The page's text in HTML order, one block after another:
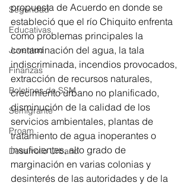
Seguridad
Educativas
Juventud
Finanzas
Boletines de SSM
Semigrante
Proam
Desarrollo Urbano
propuesta de Acuerdo en donde se
estableció que el río Chiquito enfrenta
como problemas principales la
contaminación del agua, la tala
indiscriminada, incendios provocados,
extracción de recursos naturales,
crecimiento urbano no planificado,
disminución de la calidad de los
servicios ambientales, plantas de
tratamiento de agua inoperantes o
insuficientes, alto grado de
marginación en varias colonias y
desinterés de las autoridades y de la